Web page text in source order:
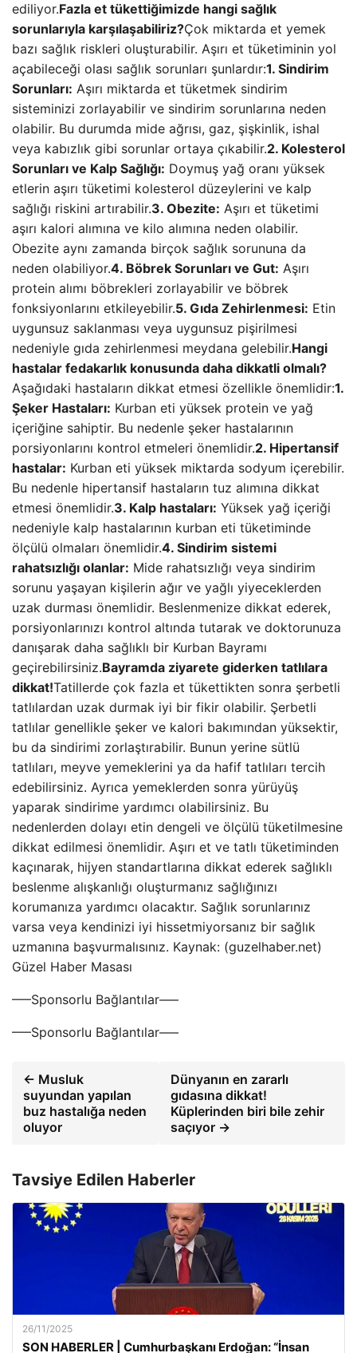
ediliyor.Fazla et tükettiğimizde hangi sağlık
sorunlarıyla karşılaşabiliriz?Çok miktarda et yemek
bazı sağlık riskleri oluşturabilir. Aşırı et tüketiminin yol
açabileceği olası sağlık sorunları şunlardır:1. Sindirim
Sorunları: Aşırı miktarda et tüketmek sindirim
sisteminizi zorlayabilir ve sindirim sorunlarına neden
olabilir. Bu durumda mide ağrısı, gaz, şişkinlik, ishal
veya kabızlık gibi sorunlar ortaya çıkabilir.2. Kolesterol
Sorunları ve Kalp Sağlığı: Doymuş yağ oranı yüksek
etlerin aşırı tüketimi kolesterol düzeylerini ve kalp
sağlığı riskini artırabilir.3. Obezite: Aşırı et tüketimi
aşırı kalori alımına ve kilo alımına neden olabilir.
Obezite aynı zamanda birçok sağlık sorununa da
neden olabiliyor.4. Böbrek Sorunları ve Gut: Aşırı
protein alımı böbrekleri zorlayabilir ve böbrek
fonksiyonlarını etkileyebilir.5. Gıda Zehirlenmesi: Etin
uygunsuz saklanması veya uygunsuz pişirilmesi
nedeniyle gıda zehirlenmesi meydana gelebilir.Hangi
hastalar fedakarlık konusunda daha dikkatli olmalı?
Aşağıdaki hastaların dikkat etmesi özellikle önemlidir:1.
Şeker Hastaları: Kurban eti yüksek protein ve yağ
içeriğine sahiptir. Bu nedenle şeker hastalarının
porsiyonlarını kontrol etmeleri önemlidir.2. Hipertansif
hastalar: Kurban eti yüksek miktarda sodyum içerebilir.
Bu nedenle hipertansif hastaların tuz alımına dikkat
etmesi önemlidir.3. Kalp hastaları: Yüksek yağ içeriği
nedeniyle kalp hastalarının kurban eti tüketiminde
ölçülü olmaları önemlidir.4. Sindirim sistemi
rahatsızlığı olanlar: Mide rahatsızlığı veya sindirim
sorunu yaşayan kişilerin ağır ve yağlı yiyeceklerden
uzak durması önemlidir. Beslenmenize dikkat ederek,
porsiyonlarınızı kontrol altında tutarak ve doktorunuza
danışarak daha sağlıklı bir Kurban Bayramı
geçirebilirsiniz.Bayramda ziyarete giderken tatlılara
dikkat!Tatillerde çok fazla et tükettikten sonra şerbetli
tatlılardan uzak durmak iyi bir fikir olabilir. Şerbetli
tatlılar genellikle şeker ve kalori bakımından yüksektir,
bu da sindirimi zorlaştırabilir. Bunun yerine sütlü
tatlıları, meyve yemeklerini ya da hafif tatlıları tercih
edebilirsiniz. Ayrıca yemeklerden sonra yürüyüş
yaparak sindirime yardımcı olabilirsiniz. Bu
nedenlerden dolayı etin dengeli ve ölçülü tüketilmesine
dikkat edilmesi önemlidir. Aşırı et ve tatlı tüketiminden
kaçınarak, hijyen standartlarına dikkat ederek sağlıklı
beslenme alışkanlığı oluşturmanız sağlığınızı
korumanıza yardımcı olacaktır. Sağlık sorunlarınız
varsa veya kendinizi iyi hissetmiyorsanız bir sağlık
uzmanına başvurmalısınız. Kaynak: (guzelhaber.net)
Güzel Haber Masası
—–Sponsorlu Bağlantılar—–
—–Sponsorlu Bağlantılar—–
← Musluk
suyundan yapılan
buz hastalığa neden
oluyor
Dünyanın en zararlı
gıdasına dikkat!
Küplerinden biri bile zehir
saçıyor →
Tavsiye Edilen Haberler
26/11/2025
SON HABERLER | Cumhurbaşkanı Erdoğan: “İnsan